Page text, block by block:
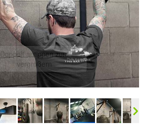
Doppelt antippen zum
vergrößern